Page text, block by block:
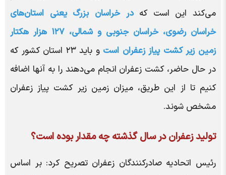
می‌کند این است کهدر خراسان بزرگ یعنی استان‌های
خراسان رضوی، خراسان جنوبی و شمالی، ۱۲۷ هزار هکتار
زمین زیر کشت پیاز زعفران است
و باید ۲۳ استان کشور که
در حال حاضر، کشت زعفران انجام می‌دهند را به آنها اضافه
کنیم تا از این طریق، میزان زمین زیر کشت پیاز زعفران
مشخص شوند.
تولید زعفران در سال گذشته چه مقدار بوده است؟
رئیس اتحادیه صادرکنندگان زعفران تصریح کرد: بر اساس